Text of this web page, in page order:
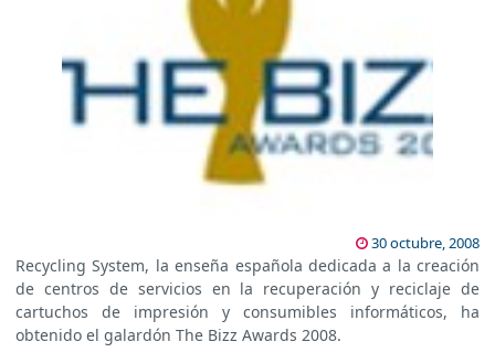
30 octubre, 2008
Recycling System, la enseña española dedicada a la creación
de centros de servicios en la recuperación y reciclaje de
cartuchos de impresión y consumibles informáticos, ha
obtenido el galardón The Bizz Awards 2008.